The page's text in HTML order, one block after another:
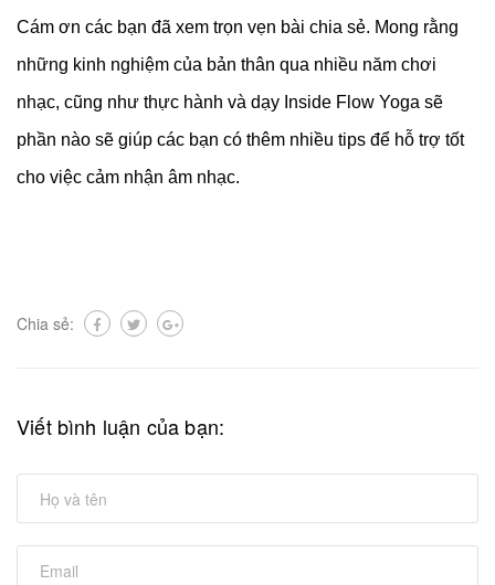
Cám ơn các bạn đã xem trọn vẹn bài chia sẻ. Mong rằng
những kinh nghiệm của bản thân qua nhiều năm chơi
nhạc, cũng như thực hành và dạy Inside Flow Yoga sẽ
phần nào sẽ giúp các bạn có thêm nhiều tips để hỗ trợ tốt
cho việc cảm nhận âm nhạc.
Chia sẻ:
Viết bình luận của bạn: